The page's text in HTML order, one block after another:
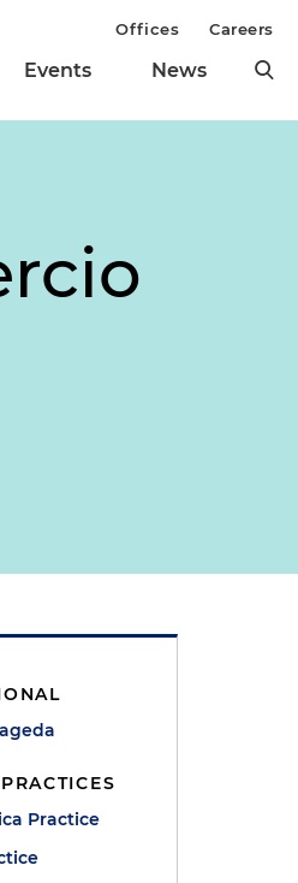
Events News
Offices Careers
Practice